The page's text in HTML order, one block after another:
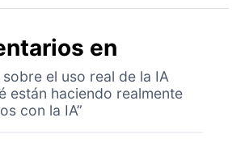
en
sobre el uso real de la IA
están haciendo realmente
con la IA”